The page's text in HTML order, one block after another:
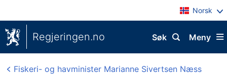
Norsk
Regjeringen.no Meny
Søk
Fiskeri- og havminister Marianne Sivertsen Næss